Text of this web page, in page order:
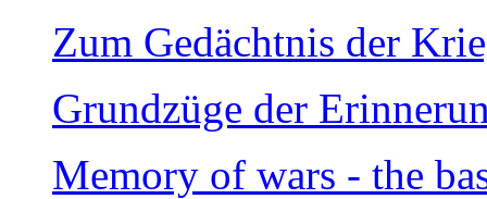
Zum Gedächtnis der
Grundzüge der
Memory of wars - the